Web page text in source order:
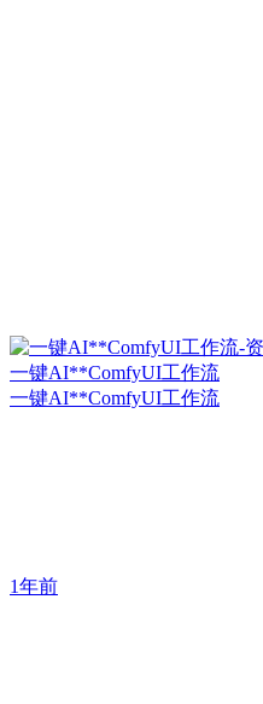
一键AI**ComfyUI工作流
一键AI**ComfyUI工作流
1年前